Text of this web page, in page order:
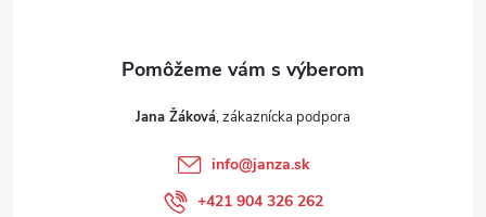
Jana Žáková
info@janza.sk
+421 904 326 262